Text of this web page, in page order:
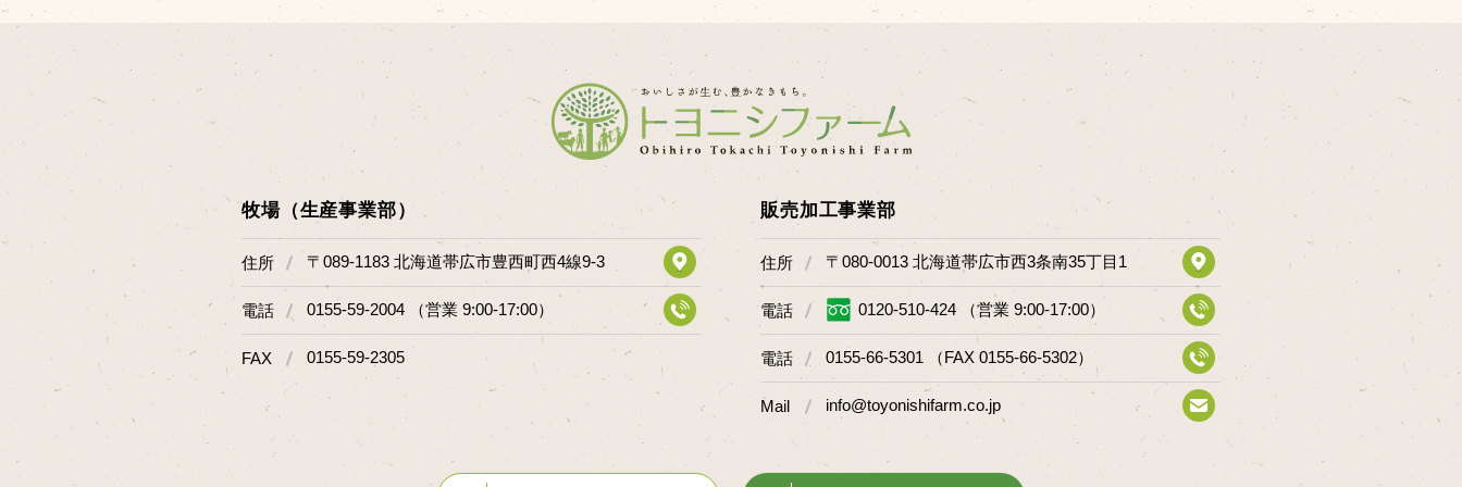
牧場（生産事業部）
住所 〒089-1183 北海道帯広市豊西町西4線9-3
電話 0155-59-2004 （営業 9:00-17:00）
FAX 0155-59-2305
販売加工事業部
住所 〒080-0013 北海道帯広市西3条南35丁目1
電話 0120-510-424 （営業 9:00-17:00）
電話 0155-66-5301 （FAX 0155-66-5302）
Mail info@toyonishifarm.co.jp